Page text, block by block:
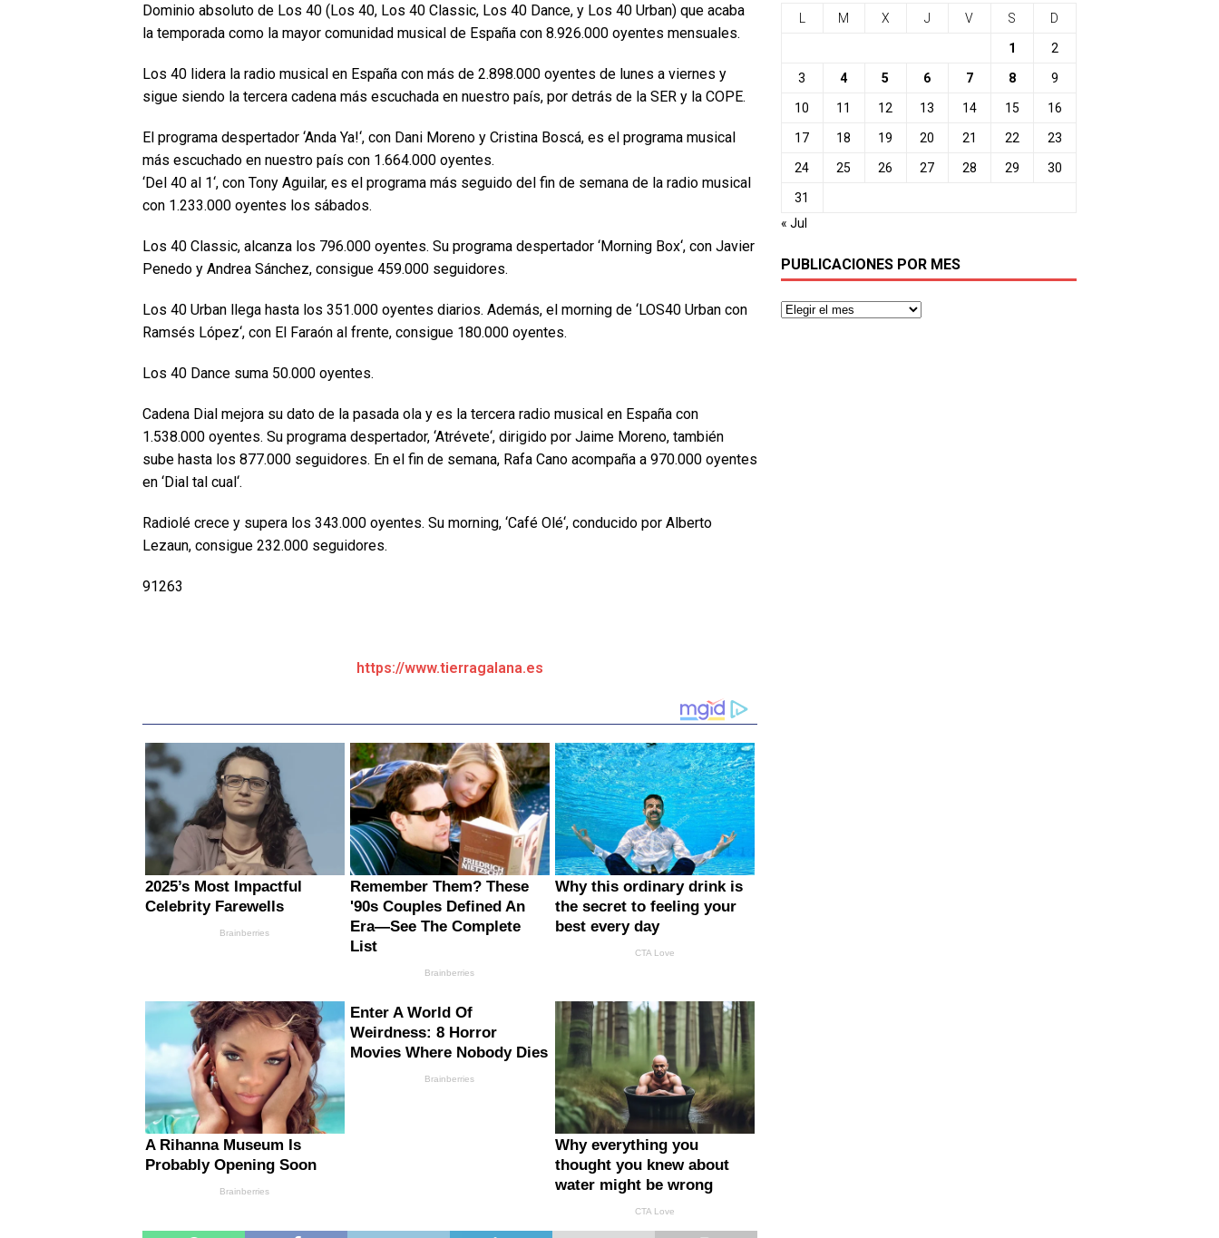
Dominio absoluto de Los 40 (Los 40, Los 40 Classic, Los 40 Dance, y Los 40 Urban) que acaba
la temporada como la mayor comunidad musical de España con 8.926.000 oyentes mensuales.
Los 40 lidera la radio musical en España con más de 2.898.000 oyentes de lunes a viernes y
sigue siendo la tercera cadena más escuchada en nuestro país, por detrás de la SER y la COPE.
El programa despertador ‘Anda Ya!‘, con Dani Moreno y Cristina Boscá, es el programa musical
más escuchado en nuestro país con 1.664.000 oyentes.
‘Del 40 al 1‘, con Tony Aguilar, es el programa más seguido del fin de semana de la radio musical
con 1.233.000 oyentes los sábados.
Los 40 Classic, alcanza los 796.000 oyentes. Su programa despertador ‘Morning Box‘, con Javier
Penedo y Andrea Sánchez, consigue 459.000 seguidores.
Los 40 Urban llega hasta los 351.000 oyentes diarios. Además, el morning de ‘LOS40 Urban con
Ramsés López‘, con El Faraón al frente, consigue 180.000 oyentes.
Los 40 Dance suma 50.000 oyentes.
Cadena Dial mejora su dato de la pasada ola y es la tercera radio musical en España con
1.538.000 oyentes. Su programa despertador, ‘Atrévete‘, dirigido por Jaime Moreno, también
sube hasta los 877.000 seguidores. En el fin de semana, Rafa Cano acompaña a 970.000 oyentes
en ‘Dial tal cual‘.
Radiolé crece y supera los 343.000 oyentes. Su morning, ‘Café Olé‘, conducido por Alberto
Lezaun, consigue 232.000 seguidores.
91263
https://www.tierragalana.es
L M X J V S D
1 2
3 4 5 6 7 8 9
10 11 12 13 14 15 16
17 18 19 20 21 22 23
24 25 26 27 28 29 30
31
« Jul
PUBLICACIONES POR MES